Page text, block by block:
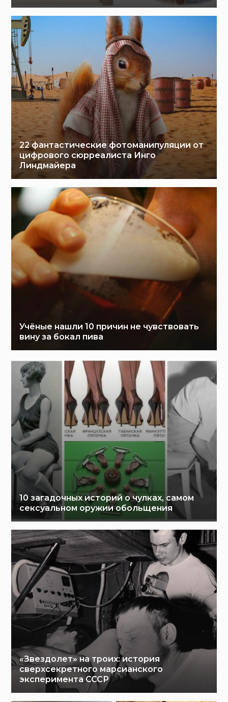
22 фантастические фотоманипуляции от
цифрового сюрреалиста Инго
Линдмайера
Учёные нашли 10 причин не чувствовать
вину за бокал пива
10 загадочных историй о чулках, самом
сексуальном оружии обольщения
«Звездолет» на троих: история
сверхсекретного марсианского
эксперимента СССР